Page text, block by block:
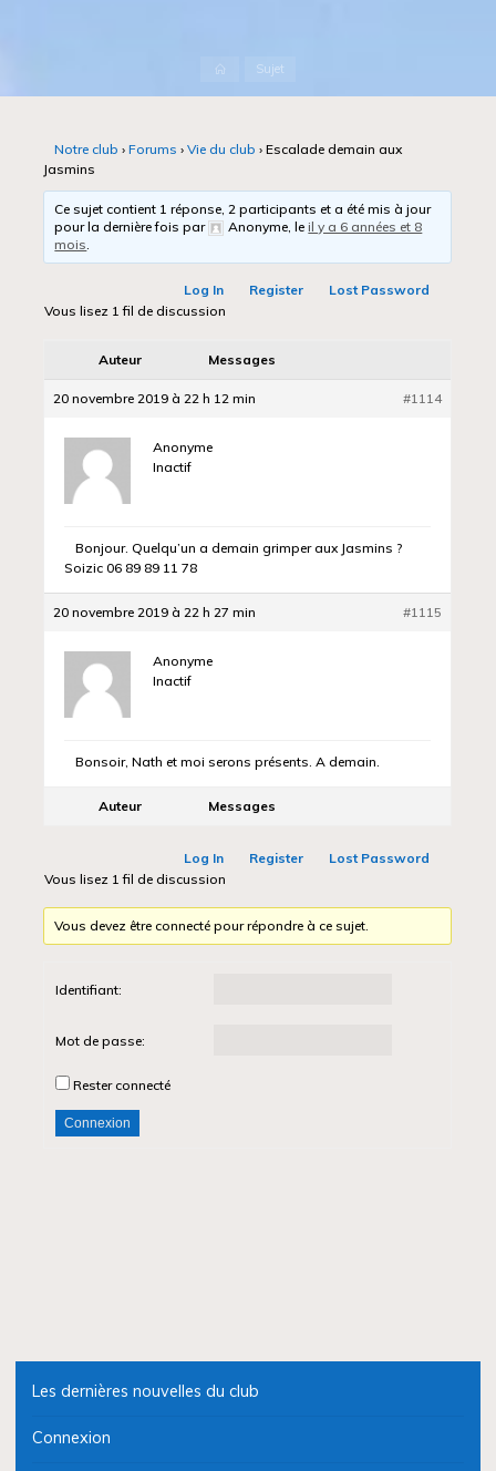
AccueilSujet
Notre club › Forums › Vie du club › Escalade demain aux
Jasmins
Ce sujet contient 1 réponse, 2 participants et a été mis à jour
pour la dernière fois par
Anonyme, leil y a 6 années et 8
mois.
Log In Register
Lost Password
Vous lisez 1 fil de discussion
Auteur Messages
20 novembre 2019 à 22 h 12 min #1114
Anonyme
Inactif
Bonjour. Quelqu’un a demain grimper aux Jasmins ?
Soizic 06 89 89 11 78
20 novembre 2019 à 22 h 27 min #1115
Anonyme
Inactif
Bonsoir, Nath et moi serons présents. A demain.
Auteur Messages
Log In Register
Lost Password
Vous lisez 1 fil de discussion
Vous devez être connecté pour répondre à ce sujet.
Identifiant:
Mot de passe:
Rester connecté
Connexion
Les dernières nouvelles du club
Connexion